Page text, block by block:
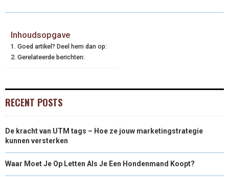
Inhoudsopgave
Goed artikel? Deel hem dan op:
Gerelateerde berichten:
RECENT POSTS
De kracht van UTM tags – Hoe ze jouw marketingstrategie
kunnen versterken
Waar Moet Je Op Letten Als Je Een Hondenmand Koopt?